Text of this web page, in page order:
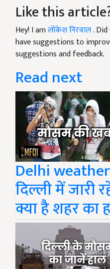
Like this
Hey! I amलोकेश निरवाल.
have suggestions to
suggestions and feedback.
Read next
Delhi
दिल्ली में जारी
क्या है शहर का